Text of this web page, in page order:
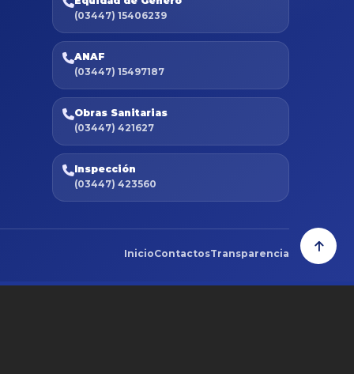
(03447) 15406239
ANAF
(03447) 15497187
Obras Sanitarias
(03447) 421627
Inspección
(03447) 423560
InicioContactosTransparencia